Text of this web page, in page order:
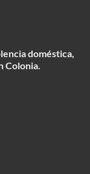
doméstica,
Colonia.